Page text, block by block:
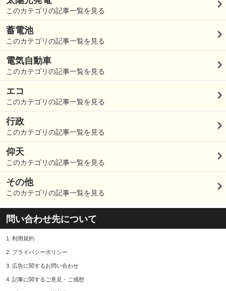
このカテゴリの記事一覧を見る
蓄電池
このカテゴリの記事一覧を見る
電気自動車
このカテゴリの記事一覧を見る
エコ
このカテゴリの記事一覧を見る
行政
このカテゴリの記事一覧を見る
仰天
このカテゴリの記事一覧を見る
その他
このカテゴリの記事一覧を見る
問い合わせ先について
1. 利用規約
2. プライバシーポリシー
3. 広告に関するお問い合わせ
4. 記事に関するご意見・ご感想